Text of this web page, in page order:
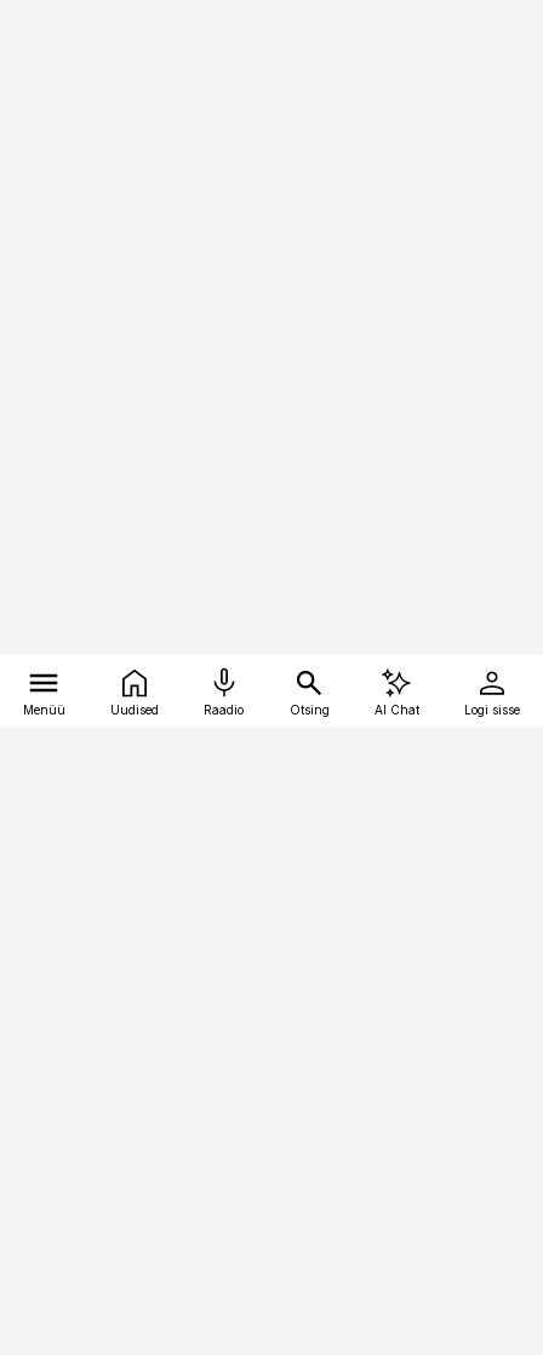
Menüü Uudised Raadio Otsing AI Chat Logi sisse